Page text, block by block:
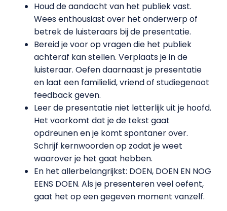
Houd de aandacht van het publiek vast.
Wees enthousiast over het onderwerp of
betrek de luisteraars bij de presentatie.
Bereid je voor op vragen die het publiek
achteraf kan stellen. Verplaats je in de
luisteraar. Oefen daarnaast je presentatie
en laat een familielid, vriend of studiegenoot
feedback geven.
Leer de presentatie niet letterlijk uit je hoofd.
Het voorkomt dat je de tekst gaat
opdreunen en je komt spontaner over.
Schrijf kernwoorden op zodat je weet
waarover je het gaat hebben.
En het allerbelangrijkst: DOEN, DOEN EN NOG
EENS DOEN. Als je presenteren veel oefent,
gaat het op een gegeven moment vanzelf.